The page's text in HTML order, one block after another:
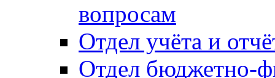
вопросам
Отдел учёта и
Отдел бюджетно-